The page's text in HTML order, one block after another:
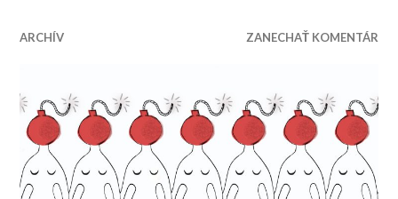
ARCHÍV ZANECHAŤ KOMENTÁR